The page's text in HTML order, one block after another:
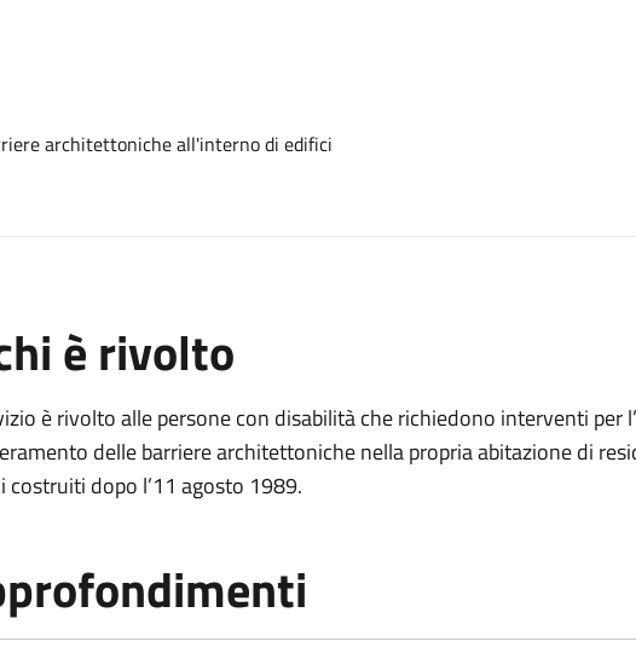
architettoniche all'interno di edifici
è rivolto
è rivolto alle persone con disabilità che richiedono interventi per
delle barriere architettoniche nella propria abitazione di
costruiti dopo l’11 agosto 1989.